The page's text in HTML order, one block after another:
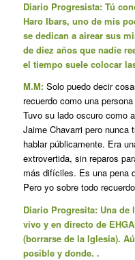
Diario Progresista: Tú
Haro Ibars, uno de mis
se dedican a airear sus
de diez años que nadie
el tiempo suele colocar
M.M:Solo puedo decir
recuerdo como una
Tuvo su lado oscuro como
Jaime Chavarri pero nunca
hablar públicamente. Era
extrovertida, sin reparos
más difíciles. Es una pena
Pero yo sobre todo
Diario Progresita: Una de
vivo y en directo de
(borrarse de la Iglesia).
posible y donde. .